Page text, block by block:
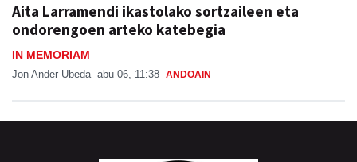
Aita Larramendi ikastolako sortzaileen eta
ondorengoen arteko katebegia
IN MEMORIAM
Jon Ander Ubeda abu 06, 11:38 ANDOAIN